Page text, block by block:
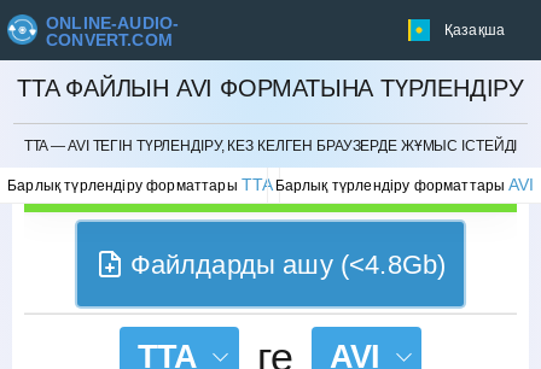
ONLINE-AUDIO-
CONVERT.COM
Қазақша
TTA ФАЙЛЫН AVI ФОРМАТЫНА ТҮРЛЕНДІРУ
TTA — AVI ТЕГІН ТҮРЛЕНДІРУ, КЕЗ КЕЛГЕН БРАУЗЕРДЕ ЖҰМЫС ІСТЕЙДІ
Барлық түрлендіру форматтары TTA Барлық түрлендіру форматтарыAVI
БОЛДЫРМАУ
Файлдарды ашу (<4.8Gb)
TTA ге AVI